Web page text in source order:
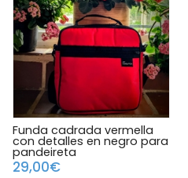
Funda cadrada vermella
con detalles en negro para
pandeireta
29,00€